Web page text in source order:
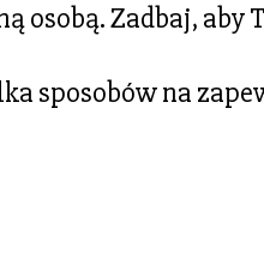
osobą. Zadbaj, aby
sposobów na